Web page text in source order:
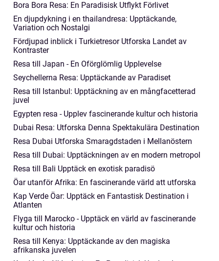
Bora Bora Resa: En Paradisisk Utflykt Förlivet
En djupdykning i en thailandresa: Upptäckande,
Variation och Nostalgi
Fördjupad inblick i Turkietresor Utforska Landet av
Kontraster
Resa till Japan - En Oförglömlig Upplevelse
Seychellerna Resa: Upptäckande av Paradiset
Resa till Istanbul: Upptäckning av en mångfacetterad
juvel
Egypten resa - Upplev fascinerande kultur och historia
Dubai Resa: Utforska Denna Spektakulära Destination
Resa Dubai Utforska Smaragdstaden i Mellanöstern
Resa till Dubai: Upptäckningen av en modern metropol
Resa till Bali Upptäck en exotisk paradisö
Öar utanför Afrika: En fascinerande värld att utforska
Kap Verde Öar: Upptäck en Fantastisk Destination i
Atlanten
Flyga till Marocko - Upptäck en värld av fascinerande
kultur och historia
Resa till Kenya: Upptäckande av den magiska
afrikanska juvelen